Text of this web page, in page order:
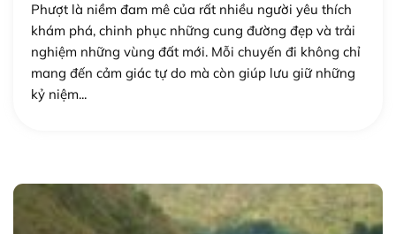
Phượt là niềm đam mê của rất nhiều người yêu thích
khám phá, chinh phục những cung đường đẹp và trải
nghiệm những vùng đất mới. Mỗi chuyến đi không chỉ
mang đến cảm giác tự do mà còn giúp lưu giữ những
kỷ niệm...